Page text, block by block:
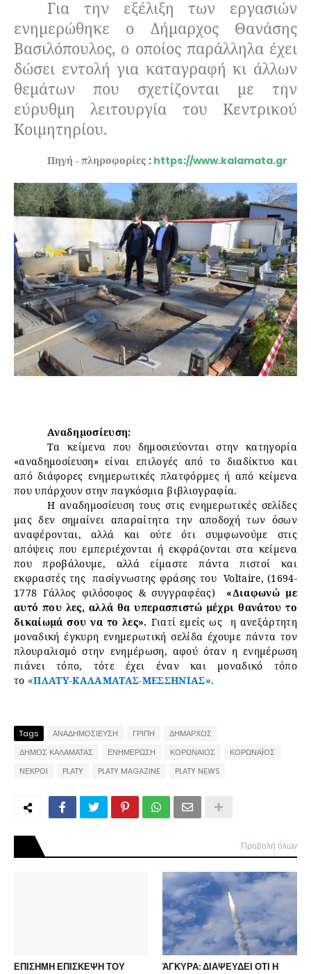
Για την εξέλιξη των εργασιών
ενημερώθηκε ο Δήμαρχος Θανάσης
Βασιλόπουλος, ο οποίος παράλληλα έχει
δώσει εντολή για καταγραφή κι άλλων
θεμάτων που σχετίζονται με την
εύρυθμη λειτουργία του Κεντρικού
Κοιμητηρίου.
Πηγή - πληροφορίες : https://www.kalamata.gr
Αναδημοσίευση:
Τα κείμενα που δημοσιεύονται στην κατηγορία
«αναδημοσίευση» είναι επιλογές από το διαδίκτυο και
από διάφορες ενημερωτικές πλατφόρμες ή από κείμενα
που υπάρχουν στην παγκόσμια βιβλιογραφία.
Η αναδημοσίευση τους στις ενημερωτικές σελίδες
μας δεν σημαίνει απαραίτητα την αποδοχή των όσων
αναφέρονται, αλλά και ούτε ότι συμφωνούμε στις
απόψεις που εμπεριέχονται ή εκφράζονται στα κείμενα
που προβάλουμε, αλλά είμαστε πάντα πιστοί και
εκφραστές της πασίγνωστης φράσης του Voltaire, (1694-
1778 Γάλλος φιλόσοφος & συγγραφέας) «Διαφωνώ με
αυτό που λες, αλλά θα υπερασπιστώ μέχρι θανάτου το
δικαίωμά σου να το λες». Γιατί εμείς ως η ανεξάρτητη
μοναδική έγκυρη ενημερωτική σελίδα έχουμε πάντα τον
πλουραλισμό στην ενημέρωση, αφού όταν η ενημέρωση
πιάνει τόπο, τότε έχει έναν και μοναδικό τόπο
το «ΠΛΑΤΥ-ΚΑΛΑΜΑΤΑΣ-ΜΕΣΣΗΝΙΑΣ».
Tags ΑΝΑΔΗΜΟΣΙΕΥΣΗ ΓΡΙΠΗ
ΔΗΜΑΡΧΟΣ
ΔΗΜΟΣ ΚΑΛΑΜΑΤΑΣ
ΕΝΗΜΕΡΩΣΗ ΚΟΡΩΝΑΙΟΣ
ΚΟΡΩΝΑΪΟΣ
ΝΕΚΡΟΙ
PLATY PLATY MAGAZINE PLATY NEWS
Προβολή όλων
ΕΠΙΣΗΜΗ ΕΠΙΣΚΕΨΗ ΤΟΥ
ΆΓΚΥΡΑ: ΔΙΑΨΕΥΔΕΙ ΟΤΙ Η